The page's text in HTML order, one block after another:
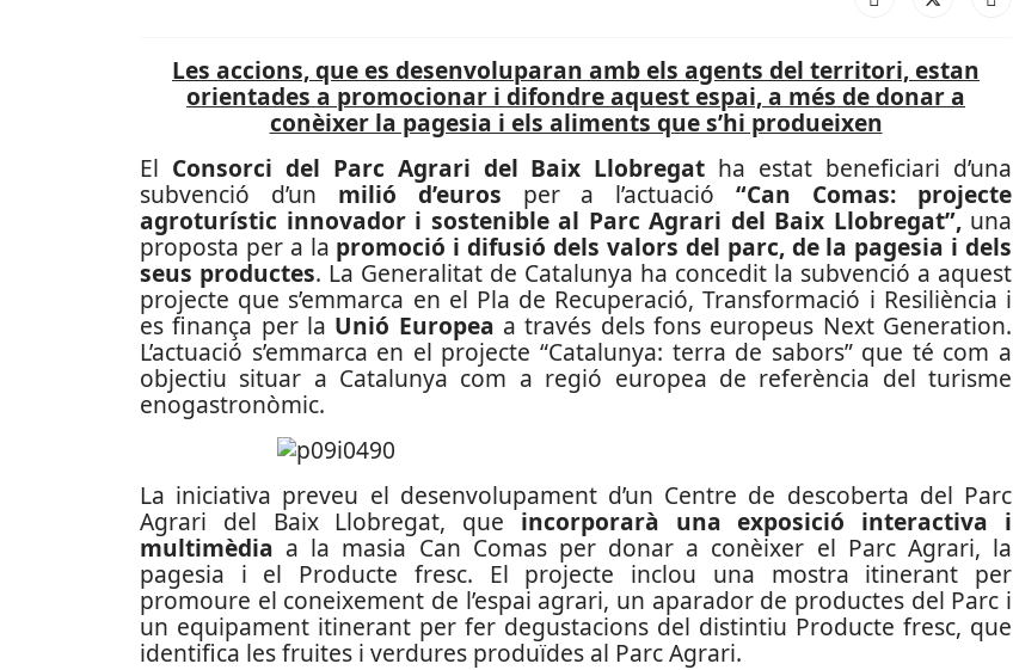
Les accions, que es desenvoluparan amb els agents del territori, estan
orientades a promocionar i difondre aquest espai, a més de donar a
conèixer la pagesia i els aliments que s’hi produeixen
El Consorci del Parc Agrari del Baix Llobregat ha estat beneficiari d’una
subvenció d’un milió d’euros per a l’actuació“Can Comas: projecte
agroturístic innovador i sostenible al Parc Agrari del Baix Llobregat”,una
proposta per a la promoció i difusió dels valors del parc, de la pagesia i dels
seus productes. La Generalitat de Catalunya ha concedit la subvenció a aquest
projecte que s’emmarca en el Pla de Recuperació, Transformació i Resiliència i
es finança per la Unió Europea a través dels fons europeus Next Generation.
L’actuació s’emmarca en el projecte “Catalunya: terra de sabors” que té com a
objectiu situar a Catalunya com a regió europea de referència del turisme
enogastronòmic.
La iniciativa preveu el desenvolupament d’un Centre de descoberta del Parc
Agrari del Baix Llobregat, que incorporarà una exposició interactiva i
multimèdia a la masia Can Comas per donar a conèixer el Parc Agrari, la
pagesia i el Producte fresc. El projecte inclou una mostra itinerant per
promoure el coneixement de l’espai agrari, un aparador de productes del Parc i
un equipament itinerant per fer degustacions del distintiu Producte fresc, que
identifica les fruites i verdures produïdes al Parc Agrari.